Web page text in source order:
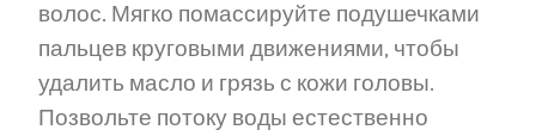
волос. Мягко помассируйте подушечками
пальцев круговыми движениями, чтобы
удалить масло и грязь с кожи головы.
Позвольте потоку воды естественно